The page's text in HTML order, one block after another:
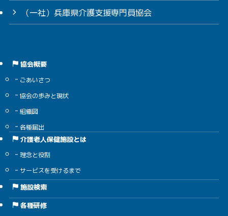
（一社）兵庫県介護支援専門員協会
協会概要
ごあいさつ
協会の歩みと現状
組織図
各種届出
介護老人保健施設とは
理念と役割
サービスを受けるまで
施設検索
各種研修